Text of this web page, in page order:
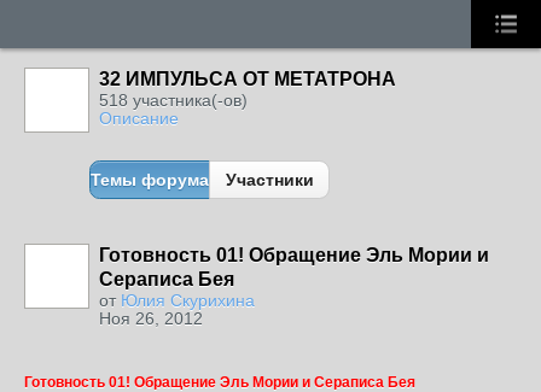
32 ИМПУЛЬСА ОТ МЕТАТРОНА
518 участника(-ов)
Описание
Темы форума Участники
Готовность 01! Обращение Эль Мории и
Сераписа Бея
от Юлия Скурихина
Ноя 26, 2012
Готовность 01! Обращение Эль Мории и Сераписа Бея